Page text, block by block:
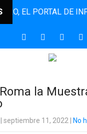
EL PORTAL DE
la
| septiembre 11, 2022 No